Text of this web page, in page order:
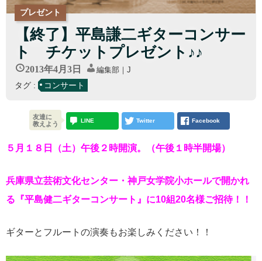
プレゼント
【終了】平島謙二ギターコンサー
ト チケットプレゼント♪♪
2013年4月3日 編集部｜J
タグ : コンサート
５月１８日（土）午後２時開演。（午後１時半開場）
兵庫県立芸術文化センター・神戸女学院小ホールで開かれ
る『平島健二ギターコンサート』に10組20名様ご招待！！
ギターとフルートの演奏もお楽しみください！！
友達に
教えよう
LINE Twitter Facebook